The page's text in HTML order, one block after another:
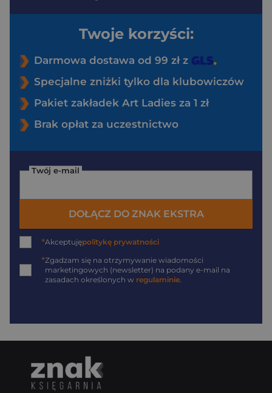
Twoje korzyści:
Darmowa dostawa od 99 zł z
Specjalne zniżki tylko dla klubowiczów
Pakiet zakładek Art Ladies za 1 zł
Brak opłat za uczestnictwo
Twój e-mail
DOŁĄCZ DO ZNAK EKSTRA
*Akceptujępolitykę prywatności
*Zgadzam się na otrzymywanie wiadomości
marketingowych (newsletter) na podany e-mail na
zasadach określonych w regulaminie